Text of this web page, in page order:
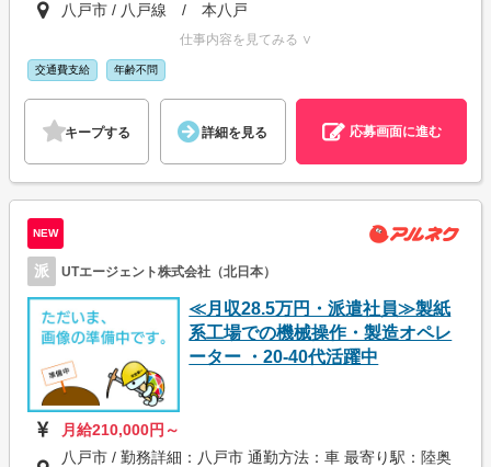
八戸市 / 八戸線 / 本八戸
仕事内容を見てみる ∨
交通費支給 年齢不問
キープする 詳細を見る 応募画面に進む
NEW
派 UTエージェント株式会社（北日本）
≪月収28.5万円・派遣社員≫製紙
系工場での機械操作・製造オペレ
ーター ・20-40代活躍中
月給210,000円～
八戸市 / 勤務詳細：八戸市 通勤方法：車 最寄り駅：陸奥